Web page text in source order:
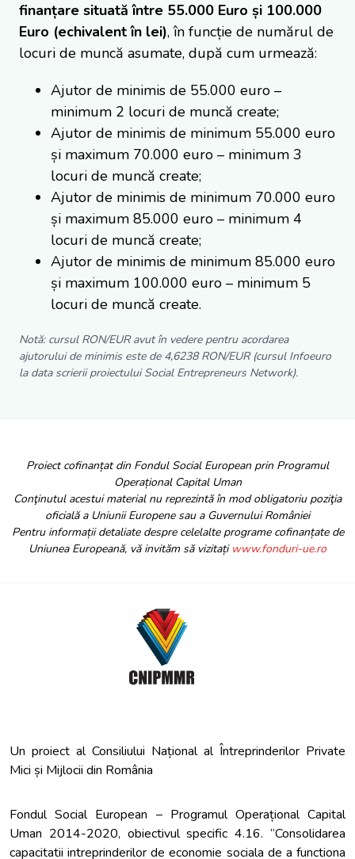
finanțare situată între 55.000 Euro și 100.000
Euro (echivalent în lei), în funcție de numărul de
locuri de muncă asumate, după cum urmează:
Ajutor de minimis de 55.000 euro –
minimum 2 locuri de muncă create;
Ajutor de minimis de minimum 55.000 euro
și maximum 70.000 euro – minimum 3
locuri de muncă create;
Ajutor de minimis de minimum 70.000 euro
și maximum 85.000 euro – minimum 4
locuri de muncă create;
Ajutor de minimis de minimum 85.000 euro
și maximum 100.000 euro – minimum 5
locuri de muncă create.
Notă: cursul RON/EUR avut în vedere pentru acordarea
ajutorului de minimis este de 4,6238 RON/EUR (cursul Infoeuro
la data scrierii proiectului Social Entrepreneurs Network).
Proiect cofinanțat din Fondul Social European prin Programul
Operațional Capital Uman
Conţinutul acestui material nu reprezintă în mod obligatoriu poziţia
oficială a Uniunii Europene sau a Guvernului României
Pentru informații detaliate despre celelalte programe cofinanțate de
Uniunea Europeană, vă invităm să vizitați www.fonduri-ue.ro
Un proiect al Consiliului Național al Întreprinderilor Private
Mici și Mijlocii din România
Fondul Social European – Programul Operațional Capital
Uman 2014-2020, obiectivul specific 4.16. “Consolidarea
capacitatii intreprinderilor de economie sociala de a functiona